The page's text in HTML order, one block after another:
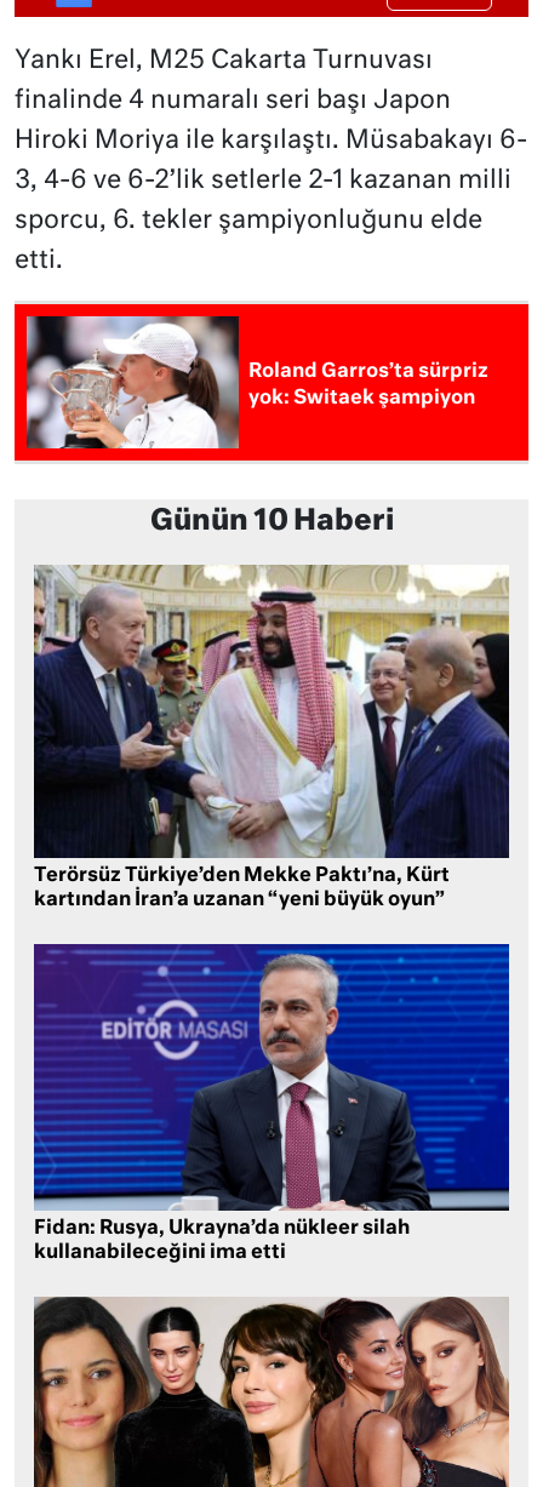
Yankı Erel, M25 Cakarta Turnuvası
finalinde 4 numaralı seri başı Japon
Hiroki Moriya ile karşılaştı. Müsabakayı 6-
3, 4-6 ve 6-2’lik setlerle 2-1 kazanan milli
sporcu, 6. tekler şampiyonluğunu elde
etti.
Roland Garros’ta sürpriz
yok: Switaek şampiyon
Günün 10 Haberi
Terörsüz Türkiye’den Mekke Paktı’na, Kürt
kartından İran’a uzanan “yeni büyük oyun”
Fidan: Rusya, Ukrayna’da nükleer silah
kullanabileceğini ima etti